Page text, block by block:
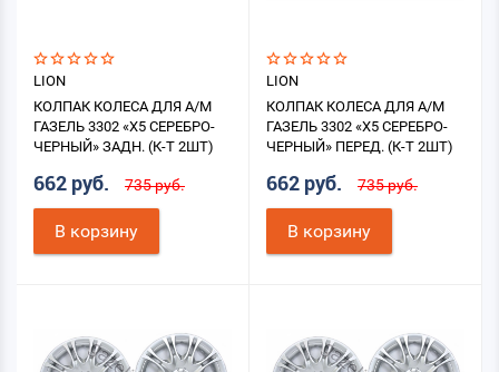
LION
КОЛПАК КОЛЕСА ДЛЯ А/М
ГАЗЕЛЬ 3302 «X5 СЕРЕБРО-
ЧЕРНЫЙ» ЗАДН. (К-Т 2ШТ)
662 руб. 735 руб.
В корзину
LION
КОЛПАК КОЛЕСА ДЛЯ А/М
ГАЗЕЛЬ 3302 «X5 СЕРЕБРО-
ЧЕРНЫЙ» ПЕРЕД. (К-Т 2ШТ)
662 руб. 735 руб.
В корзину